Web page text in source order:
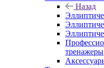
Назад
тренажеры